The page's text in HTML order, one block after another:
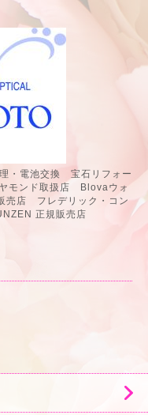
・電池交換 宝石リフォー
モンド取扱店 Blovaウォ
売店 フレデリック・コン
正規販売店